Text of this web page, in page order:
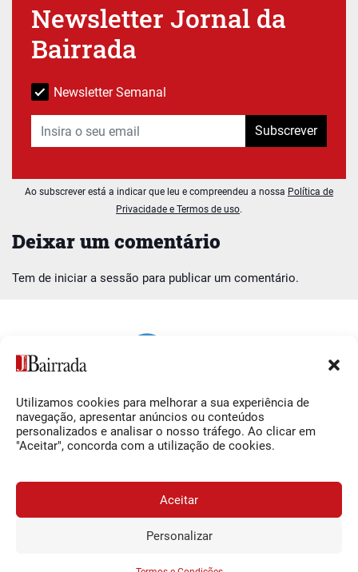
Utilizamos cookies para melhorar a sua experiência de
navegação, apresentar anúncios ou conteúdos
personalizados e analisar o nosso tráfego. Ao clicar em
"Aceitar", concorda com a utilização de cookies.
Aceitar
Personalizar
Deixar um comentário
Tem de iniciar a sessão para publicar um comentário.
Newsletter Jornal da
Bairrada
Newsletter Semanal
Subscrever
Ao subscrever está a indicar que leu e compreendeu a nossa Política de
Privacidade e Termos de uso.
Siga-nos
Facebook
O Jornal da Bairrada
Contactos
Termos e Condições
© 2026 Jornal da Bairrada